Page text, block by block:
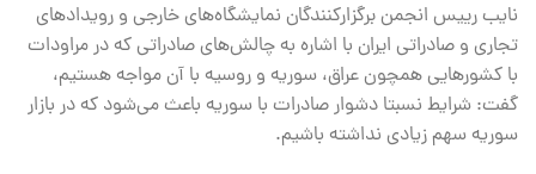
نایب رییس انجمن برگزارکنندگان نمایشگاه‌های خارجی و رویدادهای
تجاری و صادراتی ایران با اشاره به چالش‌های صادراتی که در مراودات
با کشورهایی همچون عراق، سوریه و روسیه با آن مواجه هستیم،
گفت: شرایط نسبتا دشوار صادرات با سوریه باعث می‌شود که در بازار
سوریه سهم زیادی نداشته باشیم.